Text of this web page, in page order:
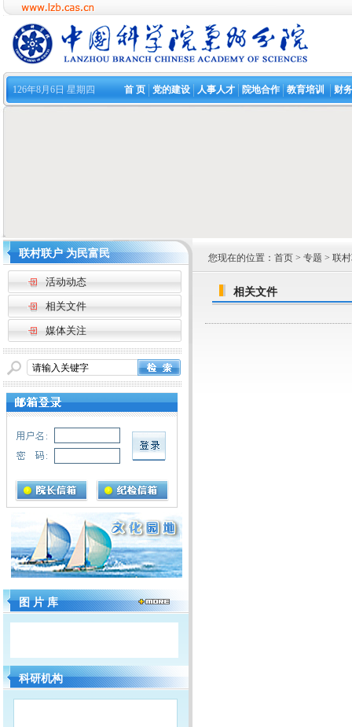
126年8月6日 星期四 首 页 党的建设 人事人才 院地合作 教育培训 财
联村联户 为民富民
活动动态
相关文件
媒体关注
图 片 库
科研机构
您现在的位置： 首页 > 专题 > 联
相关文件